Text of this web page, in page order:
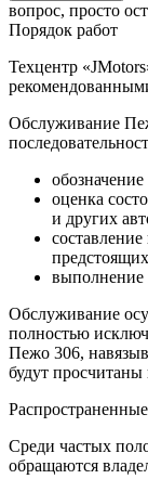
вопрос, просто
Порядок работ
Техцентр
Обслуживание
оценка
и других
выполнение
Обслуживание
полностью
Пежо 306,
будут просчитаны
Среди частых
обращаются